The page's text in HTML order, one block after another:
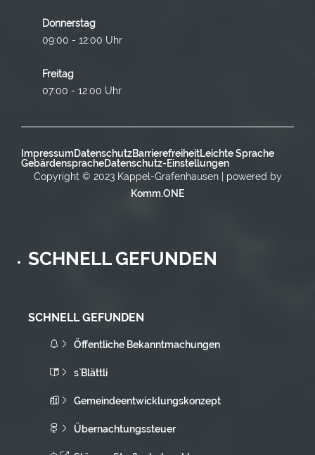
Donnerstag
09:00 - 12:00 Uhr
Freitag
07:00 - 12:00 Uhr
ImpressumDatenschutzBarrierefreiheitLeichte Sprache
GebärdenspracheDatenschutz-Einstellungen
Copyright © 2023 Kappel-Grafenhausen | powered by
Komm.ONE
SCHNELL GEFUNDEN
SCHNELL GEFUNDEN
Öffentliche Bekanntmachungen
s`Blättli
Gemeindeentwicklungskonzept
Übernachtungssteuer